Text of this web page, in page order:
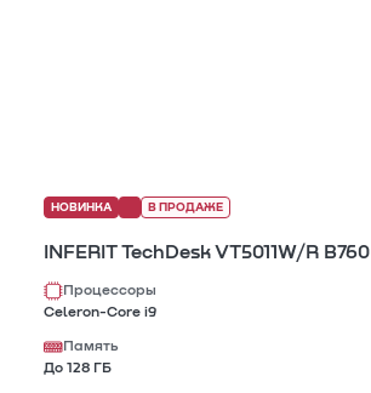
НОВИНКА В ПРОДАЖЕ
INFERIT TechDesk VT5011W/R B760
Процессоры
Celeron-Core i9
Память
До 128 ГБ